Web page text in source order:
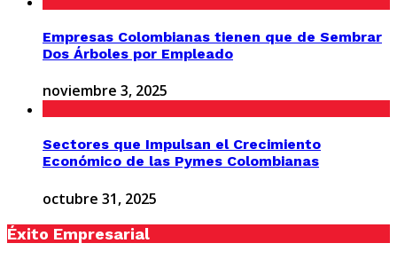
Empresas Colombianas tienen que de Sembrar
Dos Árboles por Empleado
noviembre 3, 2025
Sectores que Impulsan el Crecimiento
Económico de las Pymes Colombianas
octubre 31, 2025
Éxito Empresarial